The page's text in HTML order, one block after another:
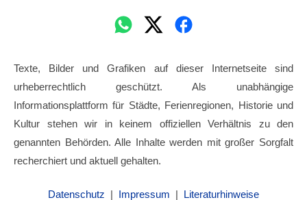
Texte, Bilder und Grafiken auf dieser Internetseite sind
urheberrechtlich geschützt. Als unabhängige
Informationsplattform für Städte, Ferienregionen, Historie und
Kultur stehen wir in keinem offiziellen Verhältnis zu den
genannten Behörden. Alle Inhalte werden mit großer Sorgfalt
recherchiert und aktuell gehalten.
Datenschutz | Impressum | Literaturhinweise